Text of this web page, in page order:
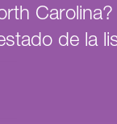
Carolina?
de la